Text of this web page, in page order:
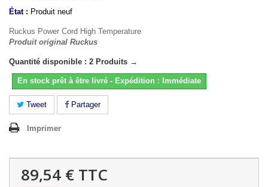
État : Produit neuf
Ruckus Power Cord High Temperature
Produit original Ruckus
Quantité disponible : 2 Produits →
En stock prêt à être livré - Expédition : Immédiate
Tweet Partager
Imprimer
89,54 € TTC